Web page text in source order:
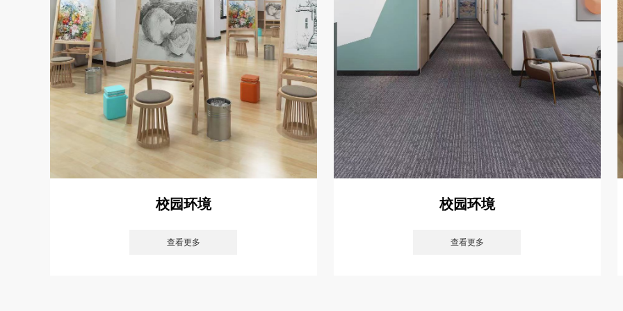
校园环境
查看更多
校园环境
查看更多